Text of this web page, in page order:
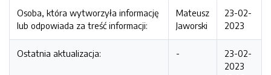
Osoba, która wytworzyła informację
lub odpowiada za treść informacji:
Mateusz
Jaworski
23-02-
2023
Ostatnia aktualizacja: -
23-02-
2023